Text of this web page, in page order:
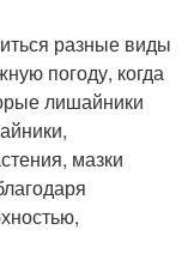
разные виды
погоду, когда
лишайники
мазки